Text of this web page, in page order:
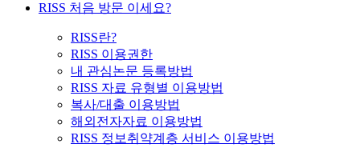
RISS 처음 방문 이세요?
RISS란?
RISS 이용권한
내 관심논문 등록방법
RISS 자료 유형별 이용방법
복사/대출 이용방법
해외전자자료 이용방법
RISS 정보취약계층 서비스 이용방법